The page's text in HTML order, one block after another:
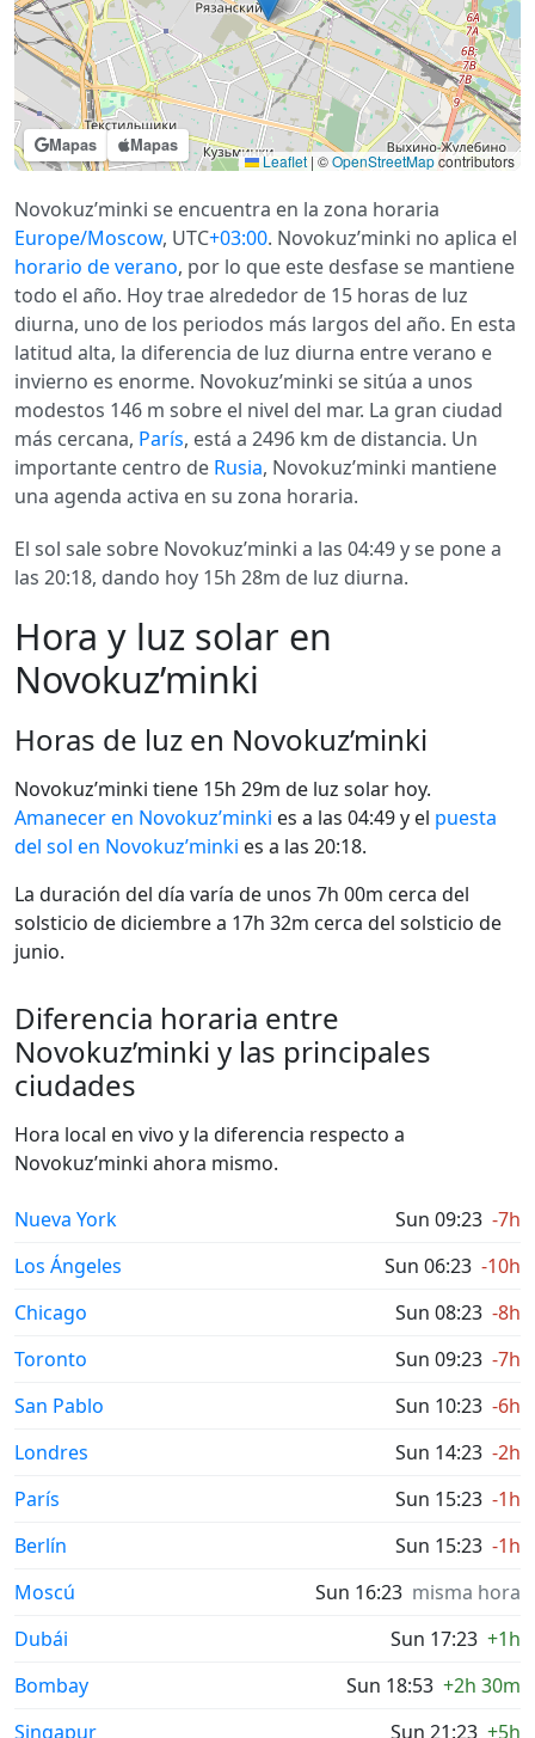
Mapas Mapas
Leaflet| ©OpenStreetMapcontributors
Novokuz’minki se encuentra en la zona horaria
Europe/Moscow, UTC+03:00. Novokuz’minki no aplica el
horario de verano, por lo que este desfase se mantiene
todo el año. Hoy trae alrededor de 15 horas de luz
diurna, uno de los periodos más largos del año. En esta
latitud alta, la diferencia de luz diurna entre verano e
invierno es enorme. Novokuz’minki se sitúa a unos
modestos 146 m sobre el nivel del mar. La gran ciudad
más cercana, París, está a 2496 km de distancia. Un
importante centro de Rusia, Novokuz’minki mantiene
una agenda activa en su zona horaria.
El sol sale sobre Novokuz’minki a las 04:49 y se pone a
las 20:18, dando hoy 15h 28m de luz diurna.
Hora y luz solar en
Novokuz’minki
Horas de luz en Novokuz’minki
Novokuz’minki tiene 15h 29m de luz solar hoy.
Amanecer en Novokuz’minki es a las 04:49 y el puesta
del sol en Novokuz’minki es a las 20:18.
La duración del día varía de unos 7h 00m cerca del
solsticio de diciembre a 17h 32m cerca del solsticio de
junio.
Diferencia horaria entre
Novokuz’minki y las principales
ciudades
Hora local en vivo y la diferencia respecto a
Novokuz’minki ahora mismo.
Nueva York Sun 09:23 -7h
Los Ángeles
Sun 06:23 -10h
Chicago
Sun 08:23 -8h
Toronto
Sun 09:23 -7h
San Pablo
Sun 10:23 -6h
Londres
Sun 14:23 -2h
París
Sun 15:23 -1h
Berlín
Sun 15:23 -1h
Moscú
Sun 16:23 misma hora
Dubái
Sun 17:23 +1h
Bombay
Sun 18:53 +2h 30m
Singapur
Sun 21:23 +5h